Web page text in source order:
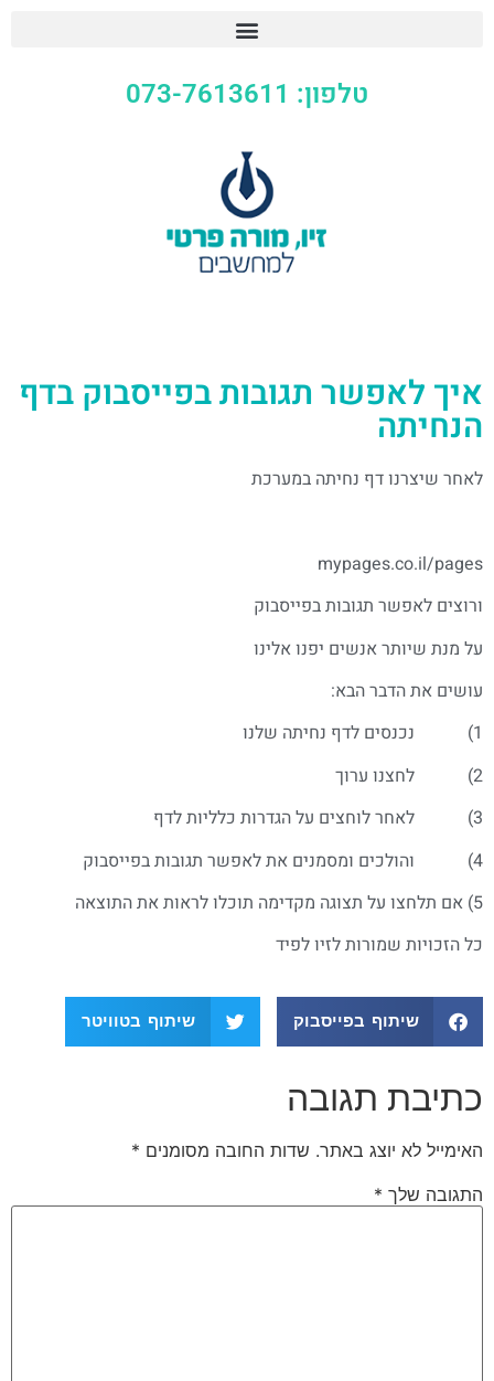
טלפון: 073-7613611
איך לאפשר תגובות בפייסבוק בדף
הנחיתה
לאחר שיצרנו דף נחיתה במערכת
mypages.co.il/pages
ורוצים לאפשר תגובות בפייסבוק
על מנת שיותר אנשים יפנו אלינו
עושים את הדבר הבא:
1) נכנסים לדף נחיתה שלנו
2) לחצנו ערוך
3) לאחר לוחצים על הגדרות כלליות לדף
4) והולכים ומסמנים את לאפשר תגובות בפייסבוק
5) אם תלחצו על תצוגה מקדימה תוכלו לראות את התוצאה
כל הזכויות שמורות לזיו לפיד
שיתוף בפייסבוק שיתוף בטוויטר
כתיבת תגובה
האימייל לא יוצג באתר. שדות החובה מסומנים *
התגובה שלך *